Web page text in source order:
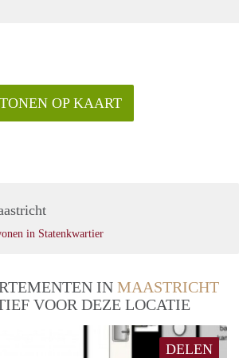
TONEN OP KAART
in Statenkwartier
IN MAASTRICHT
VOOR DEZE LOCATIE
DELEN